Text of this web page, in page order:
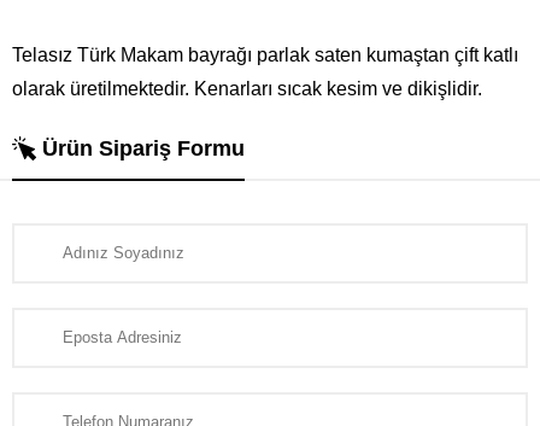
Telasız Türk Makam bayrağı parlak saten kumaştan çift katlı
olarak üretilmektedir. Kenarları sıcak kesim ve dikişlidir.
Ürün Sipariş Formu